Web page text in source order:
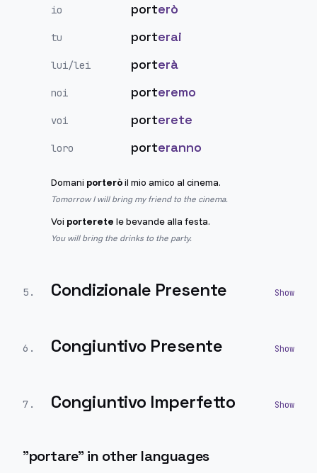
io porterò
tu porterai
lui/lei porterà
noi porteremo
voi porterete
loro porteranno
Domani porteròil mio amico al cinema.
Tomorrow I will bring my friend to the cinema.
Voi porterete le bevande alla festa.
You will bring the drinks to the party.
5 . Condizionale Presente
6 . Congiuntivo Presente
7 . Congiuntivo Imperfetto
"portare" in other languages